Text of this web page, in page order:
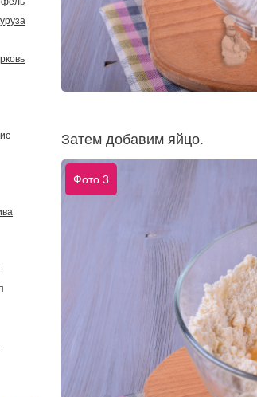
Затем добавим яйцо.
Фото 3